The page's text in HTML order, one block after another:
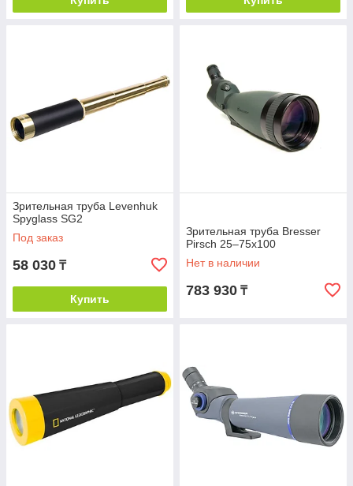
Зрительная труба Levenhuk
Spyglass SG2
Под заказ
58 030 ₸
Купить
Зрительная труба Bresser
Pirsch 25–75x100
Нет в наличии
783 930 ₸